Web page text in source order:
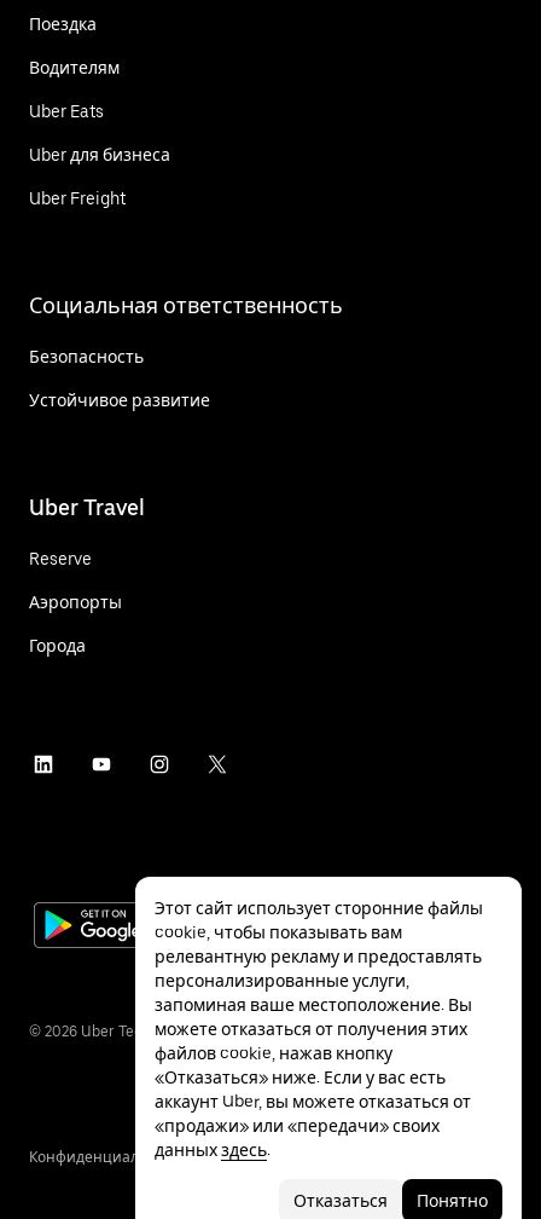
Поездка
Водителям
Uber Eats
Uber для бизнеса
Uber Freight
Социальная ответственность
Безопасность
Устойчивое развитие
Uber Travel
Reserve
Аэропорты
Города
© 2026 Uber Technologies Inc.
КонфиденциальностьСпециальные
Этот сайт использует сторонние файлы
cookie, чтобы показывать вам
релевантную рекламу и предоставлять
персонализированные услуги,
запоминая ваше местоположение. Вы
можете отказаться от получения этих
файлов cookie, нажав кнопку
«Отказаться» ниже. Если у вас есть
аккаунт Uber, вы можете отказаться от
«продажи» или «передачи» своих
данныхздесь.
Отказаться Понятно